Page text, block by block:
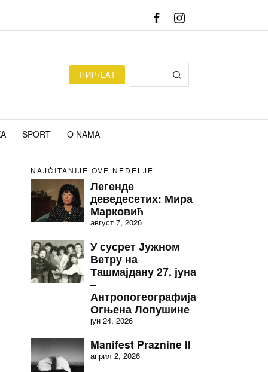
ЋИР/LAT
SPORT O NAMA
NAJČITANIJE OVE NEDELJE
Легенде
деведесетих: Мира
Марковић
август 7, 2026
У сусрет Јужном
Ветру на
Ташмајдану 27. јуна
–
Антропогеографија
Огњена Лопушине
јун 24, 2026
Manifest Praznine II
април 2, 2026